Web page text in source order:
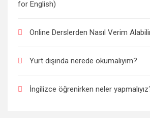
for English)
Online Derslerden Nasıl Verim
Yurt dışında nerede okumalıyım?
İngilizce öğrenirken neler